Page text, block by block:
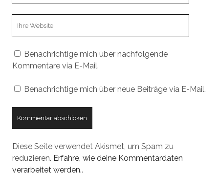
Benachrichtige mich über nachfolgende
Kommentare via E-Mail.
Benachrichtige mich über neue Beiträge via E-Mail.
Diese Seite verwendet Akismet, um Spam zu
reduzieren. Erfahre, wie deine Kommentardaten
verarbeitet werden..